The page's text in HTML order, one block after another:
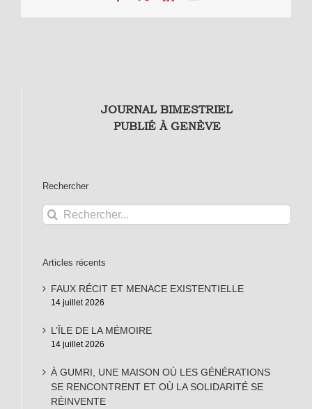
JOURNAL BIMESTRIEL
PUBLIÉ À GENÈVE
Rechercher
Rechercher:
Articles récents
FAUX RÉCIT ET MENACE EXISTENTIELLE
14 juillet 2026
L’ÎLE DE LA MÉMOIRE
14 juillet 2026
À GUMRI, UNE MAISON OÙ LES GÉNÉRATIONS
SE RENCONTRENT ET OÙ LA SOLIDARITÉ SE
RÉINVENTE